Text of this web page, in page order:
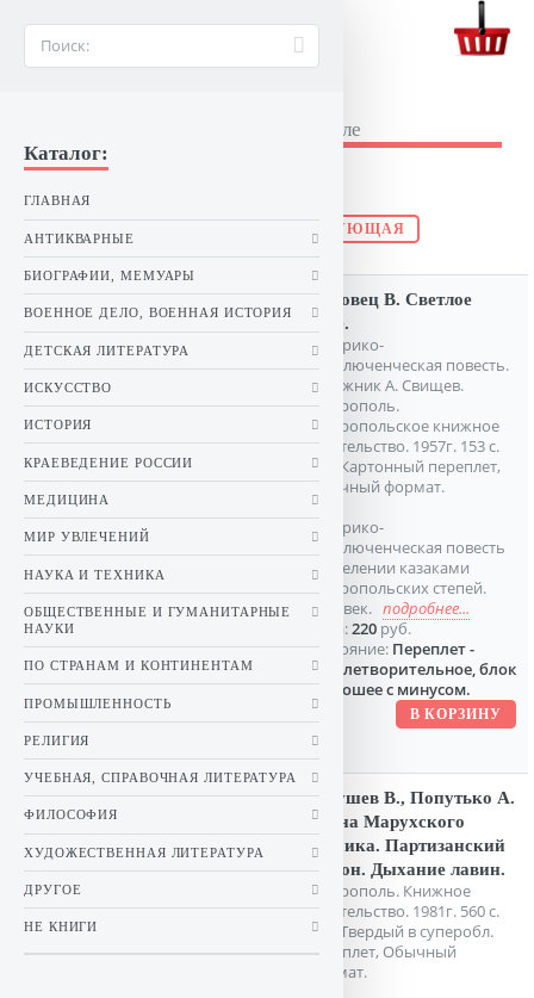
Букинистические книги в Ставрополе
Новые поступления книг:
СЛЕДУЮЩАЯ
Быховец В. Светлое
поле.
Историко-
приключенческая повесть.
Художник А. Свищев.
Ставрополь.
Ставропольское книжное
издательство. 1957г. 153 с.
илл. Картонный переплет,
Обычный формат.
Историко-
приключенческая повесть
о заселении казаками
Ставропольских степей.
XVIII век. подробнее...
Цена:220руб.
Состояние: Переплет -
удовлетворительное, блок
- хорошее с минусом.
Гнеушев В., Попутько А.
Тайна Марухского
ледника. Партизанский
заслон. Дыхание лавин.
Ставрополь. Книжное
издательство. 1981г. 560 с.
илл. Твердый в суперобл.
переплет, Обычный
формат.
Каталог:
ГЛАВНАЯ
АНТИКВАРНЫЕ
БИОГРАФИИ, МЕМУАРЫ
ВОЕННОЕ ДЕЛО, ВОЕННАЯ ИСТОРИЯ
ДЕТСКАЯ ЛИТЕРАТУРА
ИСКУССТВО
ИСТОРИЯ
КРАЕВЕДЕНИЕ РОССИИ
МЕДИЦИНА
МИР УВЛЕЧЕНИЙ
НАУКА И ТЕХНИКА
ОБЩЕСТВЕННЫЕ И ГУМАНИТАРНЫЕ
НАУКИ
ПО СТРАНАМ И КОНТИНЕНТАМ
ПРОМЫШЛЕННОСТЬ
РЕЛИГИЯ
УЧЕБНАЯ, СПРАВОЧНАЯ ЛИТЕРАТУРА
ФИЛОСОФИЯ
ХУДОЖЕСТВЕННАЯ ЛИТЕРАТУРА
ДРУГОЕ
НЕ КНИГИ